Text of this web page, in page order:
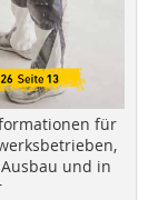
für
und in